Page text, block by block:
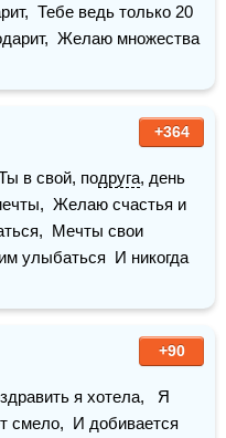
Тебе ведь только 20
+364
в свой, подруга, день
Мечты свои
улыбаться  И никогда
+90
я хотела,   Я
смело,  И добивается